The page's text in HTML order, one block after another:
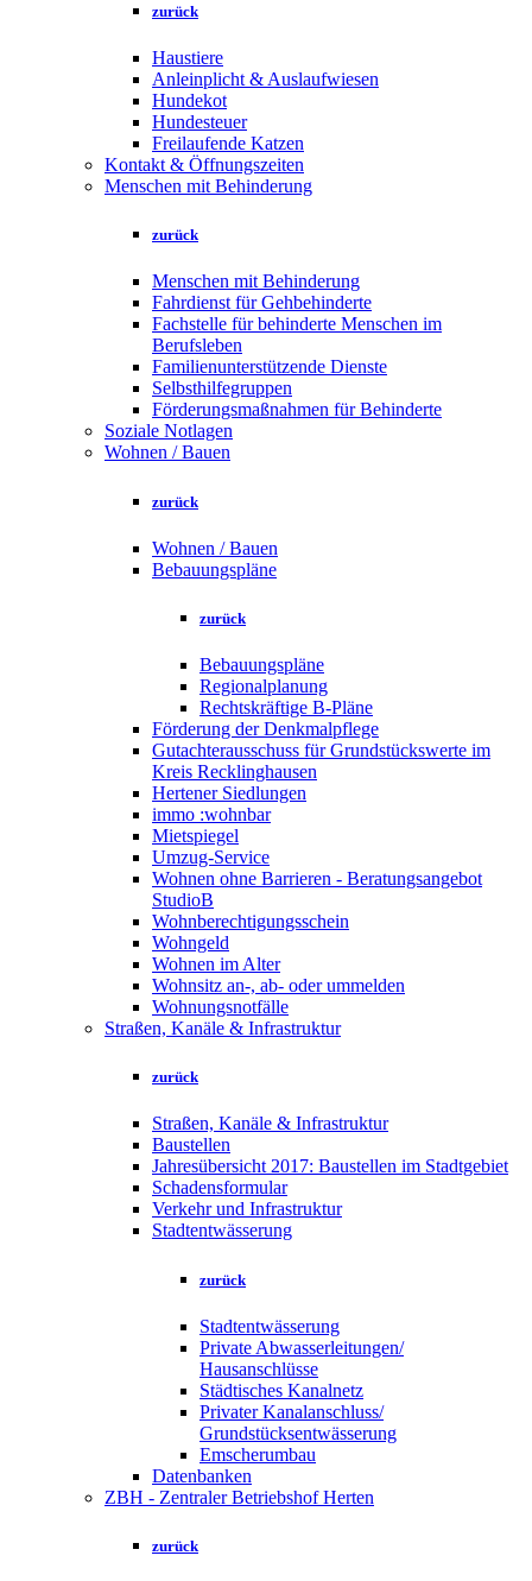
zurück
Haustiere
Anleinplicht & Auslaufwiesen
Hundekot
Hundesteuer
Freilaufende Katzen
Kontakt & Öffnungszeiten
Menschen mit Behinderung
zurück
Menschen mit Behinderung
Fahrdienst für Gehbehinderte
Fachstelle für behinderte Menschen im
Berufsleben
Familienunterstützende Dienste
Selbsthilfegruppen
Förderungsmaßnahmen für Behinderte
Soziale Notlagen
Wohnen / Bauen
zurück
Wohnen / Bauen
Bebauungspläne
zurück
Bebauungspläne
Regionalplanung
Rechtskräftige B-Pläne
Förderung der Denkmalpflege
Gutachterausschuss für Grundstückswerte im
Kreis Recklinghausen
Hertener Siedlungen
immo :wohnbar
Mietspiegel
Umzug-Service
Wohnen ohne Barrieren - Beratungsangebot
StudioB
Wohnberechtigungsschein
Wohngeld
Wohnen im Alter
Wohnsitz an-, ab- oder ummelden
Wohnungsnotfälle
Straßen, Kanäle & Infrastruktur
zurück
Straßen, Kanäle & Infrastruktur
Baustellen
Jahresübersicht 2017: Baustellen im Stadtgebiet
Schadensformular
Verkehr und Infrastruktur
Stadtentwässerung
zurück
Stadtentwässerung
Private Abwasserleitungen/
Hausanschlüsse
Städtisches Kanalnetz
Privater Kanalanschluss/
Grundstücksentwässerung
Emscherumbau
Datenbanken
ZBH - Zentraler Betriebshof Herten
zurück